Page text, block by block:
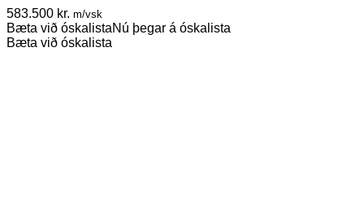
583.500 kr. m/vsk
Bæta við óskalistaNú þegar á óskalista
Bæta við óskalista